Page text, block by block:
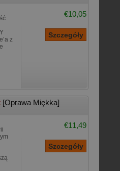
z
€10,05
[Oprawa Miękka]
€11,49